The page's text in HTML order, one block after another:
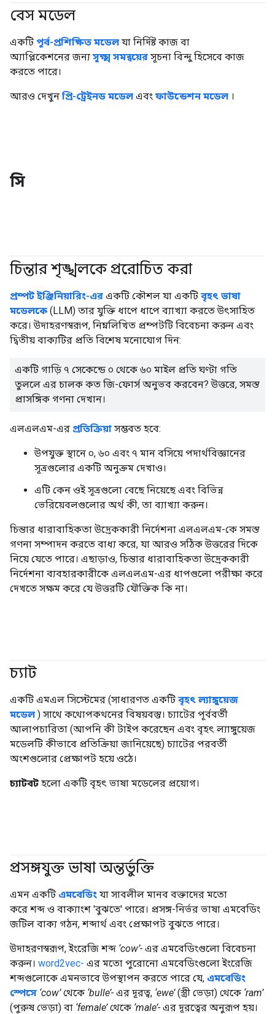
বেস মডেল
একটি পূর্ব-প্রশিক্ষিত মডেল যা নির্দিষ্ট কাজ বা
অ্যাপ্লিকেশনের জন্য সূক্ষ্ম সমন্বয়ের সূচনা বিন্দু হিসেবে কাজ
করতে পারে।
আরও দেখুন প্রি-ট্রেইনড মডেল এবং ফাউন্ডেশন মডেল ।
সি
চিন্তার শৃঙ্খলকে প্ররোচিত করা
প্রম্পট ইঞ্জিনিয়ারিং-এর একটি কৌশল যা একটি বৃহৎ ভাষা
মডেলকে (LLM) তার যুক্তি ধাপে ধাপে ব্যাখ্যা করতে উৎসাহিত
করে। উদাহরণস্বরূপ, নিম্নলিখিত প্রম্পটটি বিবেচনা করুন এবং
দ্বিতীয় বাক্যটির প্রতি বিশেষ মনোযোগ দিন:
একটি গাড়ি ৭ সেকেন্ডে ০ থেকে ৬০ মাইল প্রতি ঘণ্টা গতি
তুললে এর চালক কত জি-ফোর্স অনুভব করবেন? উত্তরে, সমস্ত
প্রাসঙ্গিক গণনা দেখান।
এলএলএম-এর প্রতিক্রিয়া সম্ভবত হবে:
উপযুক্ত স্থানে ০, ৬০ এবং ৭ মান বসিয়ে পদার্থবিজ্ঞানের
সূত্রগুলোর একটি অনুক্রম দেখাও।
এটি কেন ওই সূত্রগুলো বেছে নিয়েছে এবং বিভিন্ন
ভেরিয়েবলগুলোর অর্থ কী, তা ব্যাখ্যা করুন।
চিন্তার ধারাবাহিকতা উদ্রেককারী নির্দেশনা এলএলএম-কে সমস্ত
গণনা সম্পাদন করতে বাধ্য করে, যা আরও সঠিক উত্তরের দিকে
নিয়ে যেতে পারে। এছাড়াও, চিন্তার ধারাবাহিকতা উদ্রেককারী
নির্দেশনা ব্যবহারকারীকে এলএলএম-এর ধাপগুলো পরীক্ষা করে
দেখতে সক্ষম করে যে উত্তরটি যৌক্তিক কি না।
চ্যাট
একটি এমএল সিস্টেমের (সাধারণত একটি বৃহৎ ল্যাঙ্গুয়েজ
মডেল ) সাথে কথোপকথনের বিষয়বস্তু। চ্যাটের পূর্ববর্তী
আলাপচারিতা (আপনি কী টাইপ করেছেন এবং বৃহৎ ল্যাঙ্গুয়েজ
মডেলটি কীভাবে প্রতিক্রিয়া জানিয়েছে) চ্যাটের পরবর্তী
অংশগুলোর প্রেক্ষাপট হয়ে ওঠে।
চ্যাটবটহলো একটি বৃহৎ ভাষা মডেলের প্রয়োগ।
প্রসঙ্গযুক্ত ভাষা অন্তর্ভুক্তি
এমন একটি এমবেডিং যা সাবলীল মানব বক্তাদের মতো
করে শব্দ ও বাক্যাংশ 'বুঝতে' পারে। প্রসঙ্গ-নির্ভর ভাষা এমবেডিং
জটিল বাক্য গঠন, শব্দার্থ এবং প্রেক্ষাপট বুঝতে পারে।
উদাহরণস্বরূপ, ইংরেজি শব্দ ‘cow’- এর এমবেডিংগুলো বিবেচনা
করুন। word2vec- এর মতো পুরোনো এমবেডিংগুলো ইংরেজি
শব্দগুলোকে এমনভাবে উপস্থাপন করতে পারে যে, এমবেডিং
স্পেসে ‘cow’থেকে ‘bulle’- এর দূরত্ব, ‘ewe’(স্ত্রী ভেড়া) থেকে ‘ram’
(পুরুষ ভেড়া) বা ‘female’থেকে ‘male’- এর দূরত্বের অনুরূপ হয়।